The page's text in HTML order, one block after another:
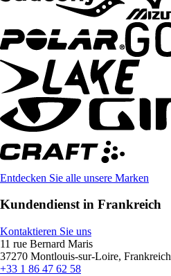
Entdecken Sie alle unsere Marken
Kundendienst in Frankreich
Kontaktieren Sie uns
11 rue Bernard Maris
37270 Montlouis-sur-Loire, Frankreich
+33 1 86 47 62 58